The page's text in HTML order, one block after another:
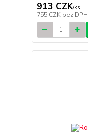
913 CZK/ks
755 CZK bez DPH